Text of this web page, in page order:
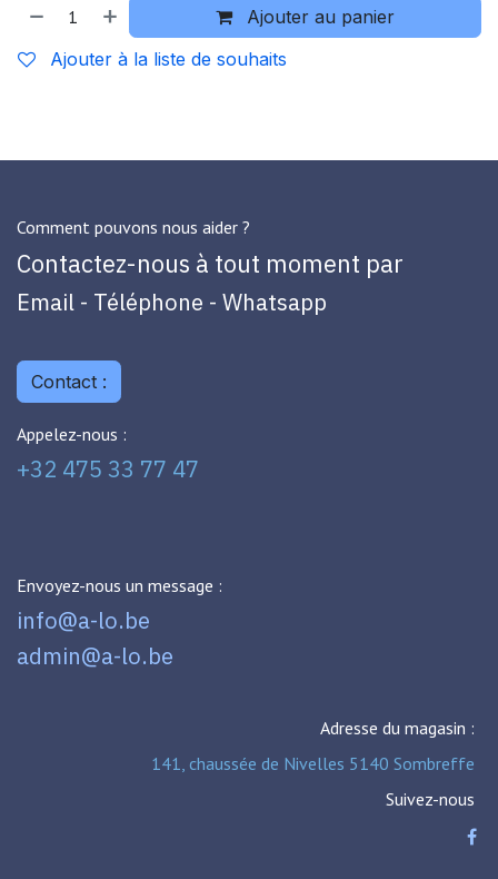
Ajouter au panier
Ajouter à la liste de souhaits
Comment pouvons nous aider ?
Contactez-nous à tout moment par
Email - Téléphone - Whatsapp
Contact :
Appelez-nous :
+32 475 33 77 47
Envoyez-nous un message :
info@a-lo.be
admin@a-lo.be
Adresse du magasin :
141, chaussée de Nivelles 5140 Sombreffe
Suivez-nous